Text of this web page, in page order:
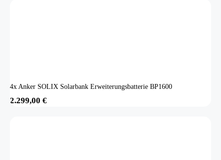
4x Anker SOLIX Solarbank Erweiterungsbatterie BP1600
2.299,00 €